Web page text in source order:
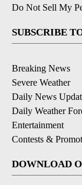
Do Not Sell My
SUBSCRIBE
Breaking News
Severe Weather
Daily News
Daily Weather
Entertainment
Contests &
DOWNLOAD